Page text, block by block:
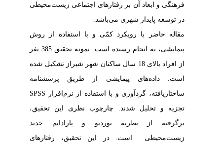
فرهنگی و ابعاد آن بر رفتارهای اجتماعی زیست‌محیطی
در توسعه پایدار شهری می‌باشد.
مقاله حاضر با رویکرد کمّی و با استفاده از روش
پیمایشی، به انجام رسیده است. نمونه تحقیق 385 نفر
از افراد بالای 18 سال ساکنان شهر شیراز تشکیل شده
است. داده‌های پیمایشی از طریق پرسشنامه
ساختاریافته، گردآوری و با استفاده از نرم‌افزارSPSS
تجزیه‌ و ‌تحلیل شدند. چارچوب نظری این تحقیق،
برگرفته از نظریه بوردیو و پارادایم جدید
زیست‌محیطی است. در این تحقیق، رفتارهای